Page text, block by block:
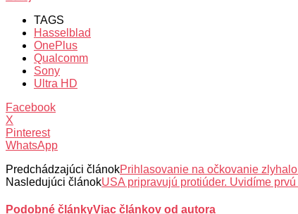
TAGS
Hasselblad
OnePlus
Qualcomm
Sony
Ultra HD
Facebook
X
Pinterest
WhatsApp
Predchádzajúci článokPrihlasovanie na očkovanie
Nasledujúci článokUSA pripravujú protiúder. Uvidíme
Podobné článkyViac článkov od autora